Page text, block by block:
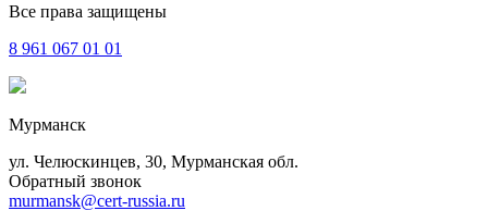
Все права защищены
8 961 067 01 01
Мурманск
ул. Челюскинцев, 30, Мурманская обл.
Обратный звонок
murmansk@cert-russia.ru